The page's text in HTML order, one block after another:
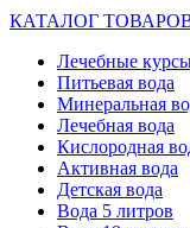
КАТАЛОГ
Лечебные
Питьевая вода
Минеральная
Лечебная вода
Кислородная
Активная вода
Детская вода
Вода 5 литров